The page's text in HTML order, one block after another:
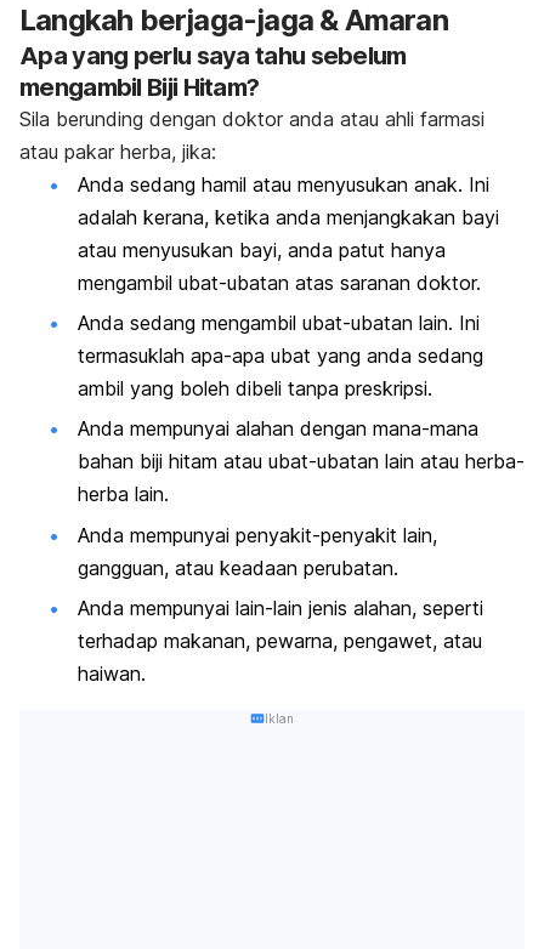
Langkah berjaga-jaga & Amaran
Apa yang perlu saya tahu sebelum
mengambil Biji Hitam?
Sila berunding dengan doktor anda atau ahli farmasi
atau pakar herba, jika:
Anda sedang hamil atau menyusukan anak. Ini
adalah kerana, ketika anda menjangkakan bayi
atau menyusukan bayi, anda patut hanya
mengambil ubat-ubatan atas saranan doktor.
Anda sedang mengambil ubat-ubatan lain. Ini
termasuklah apa-apa ubat yang anda sedang
ambil yang boleh dibeli tanpa preskripsi.
Anda mempunyai alahan dengan mana-mana
bahan biji hitam atau ubat-ubatan lain atau herba-
herba lain.
Anda mempunyai penyakit-penyakit lain,
gangguan, atau keadaan perubatan.
Anda mempunyai lain-lain jenis alahan, seperti
terhadap makanan, pewarna, pengawet, atau
haiwan.
Iklan